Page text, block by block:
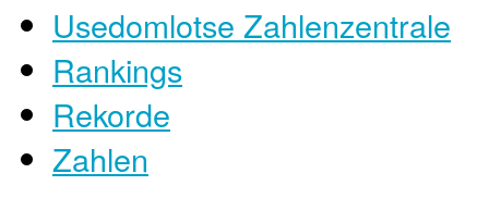
Usedomlotse Zahlenzentrale
Rankings
Rekorde
Zahlen